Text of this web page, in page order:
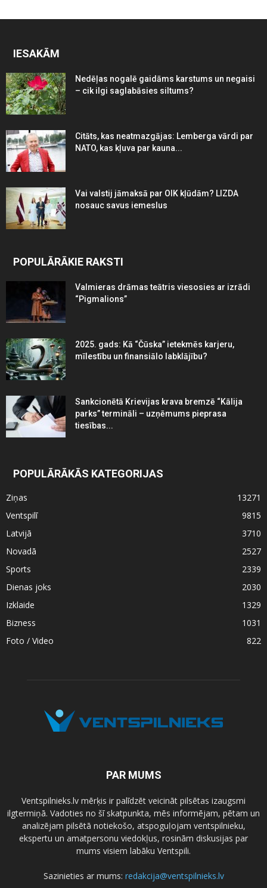
IESAKĀM
Nedēļas nogalē gaidāms karstums un negaisi
– cik ilgi saglabāsies siltums?
Citāts, kas neatmazgājas: Lemberga vārdi par
NATO, kas kļuva par kauna...
Vai valstij jāmaksā par OIK kļūdām? LIZDA
nosauc savus iemeslus
POPULĀRĀKIE RAKSTI
Valmieras drāmas teātris viesosies ar izrādi
“Pigmalions”
2025. gads: Kā “Čūska” ietekmēs karjeru,
mīlestību un finansiālo labklājību?
Sankcionētā Krievijas krava bremzē “Kālija
parks” termināli – uzņēmums pieprasa
tiesības...
POPULĀRĀKĀS KATEGORIJAS
Ziņas
13271
Ventspilī
9815
Latvijā
3710
Novadā
2527
Sports
2339
Dienas joks
2030
Izklaide
1329
Bizness
1031
Foto / Video
822
PAR MUMS
Ventspilnieks.lv mērķis ir palīdzēt veicināt pilsētas izaugsmi
ilgtermiņā. Vadoties no šī skatpunkta, mēs informējam, pētam un
analizējam pilsētā notiekošo, atspoguļojam ventspilnieku,
ekspertu un amatpersonu viedokļus, rosinām diskusijas par
mums visiem labāku Ventspili.
Sazinieties ar mums: redakcija@ventspilnieks.lv